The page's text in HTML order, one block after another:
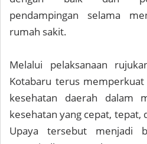
pendampingan selama
rumah sakit.
Melalui pelaksanaan
Kotabaru terus
kesehatan daerah dalam
kesehatan yang cepat, tepat,
Upaya tersebut menjadi